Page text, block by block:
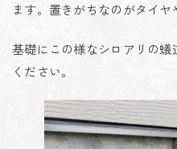
ます。置きがちなのがタイヤ
基礎にこの様なシロアリの
ください。